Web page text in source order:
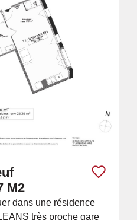
M2
dans une résidence
très proche gare